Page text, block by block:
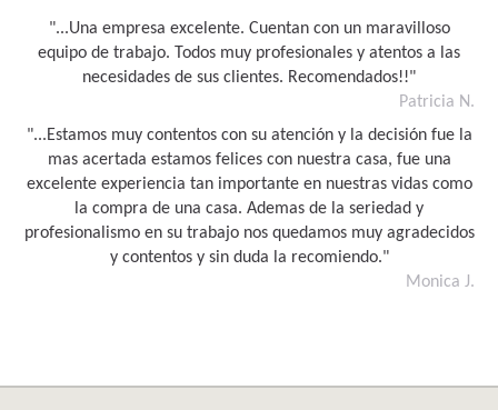
"...Una empresa excelente. Cuentan con un maravilloso
equipo de trabajo. Todos muy profesionales y atentos a las
necesidades de sus clientes. Recomendados!!"
Patricia N.
"...Estamos muy contentos con su atención y la decisión fue la
mas acertada estamos felices con nuestra casa, fue una
excelente experiencia tan importante en nuestras vidas como
la compra de una casa. Ademas de la seriedad y
profesionalismo en su trabajo nos quedamos muy agradecidos
y contentos y sin duda la recomiendo."
Monica J.